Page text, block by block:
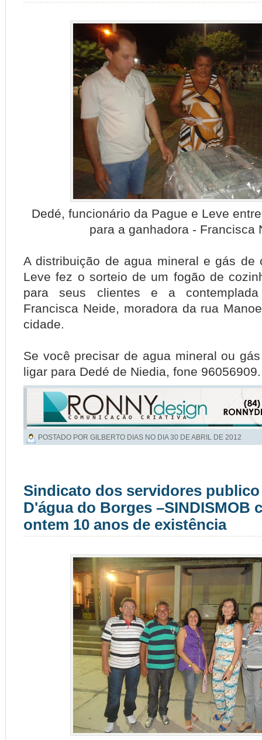
Dedé, funcionário da Pague e Leve
para a ganhadora - Francisca
A distribuição de agua mineral e gás de
Leve fez o sorteio de um fogão de
para seus clientes e a
Francisca Neide, moradora da rua
cidade.
Se você precisar de agua mineral ou
ligar para Dedé de Niedia, fone
POSTADO POR GILBERTO DIAS NO DIA30 DE ABRIL DE 2012
Sindicato dos servidores
D'água do Borges –SINDISMOB
ontem 10 anos de existência